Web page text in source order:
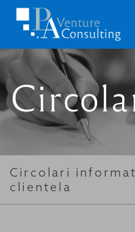
Circolari
clientela